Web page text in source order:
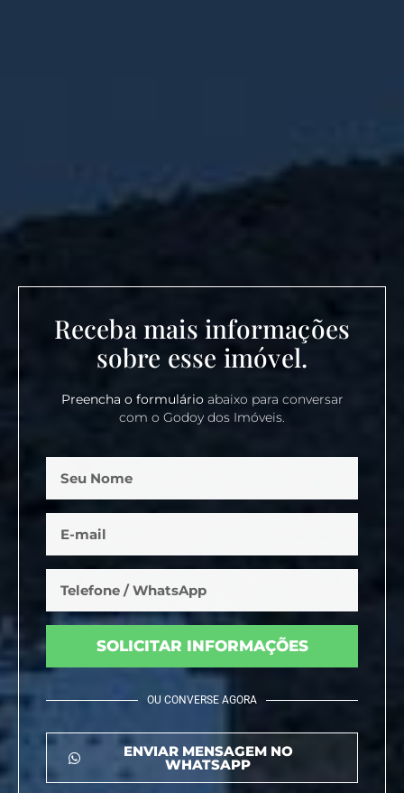
Receba mais informações
sobre esse imóvel.
Preencha o formulárioabaixo para conversar
com o Godoy dos Imóveis.
SOLICITAR INFORMAÇÕES
OU CONVERSE AGORA
ENVIAR MENSAGEM NO
WHATSAPP